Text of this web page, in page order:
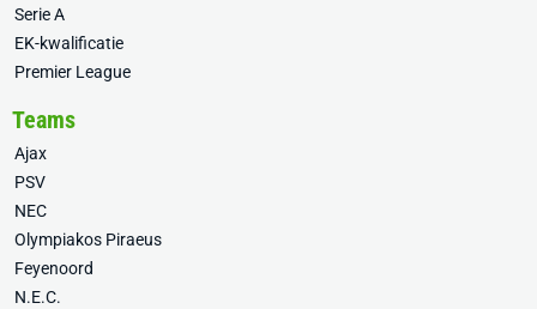
Serie A
EK-kwalificatie
Premier League
Teams
Ajax
PSV
NEC
Olympiakos Piraeus
Feyenoord
N.E.C.